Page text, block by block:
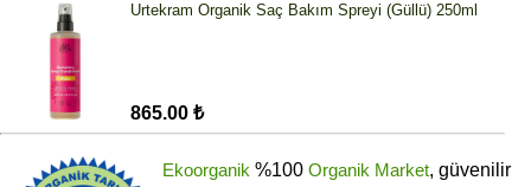
Urtekram Organik Saç Bakım Spreyi (Güllü) 250ml
865.00 ₺
Ekoorganik %100 Organik Market, güvenilir